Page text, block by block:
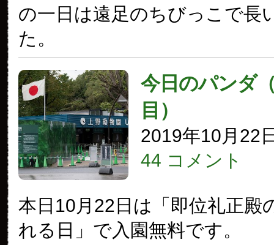
の一日は遠足のちびっこで長
た。
今日のパンダ
目）
2019年10月22
44 コメント
本日10月22日は「即位礼正殿
れる日」で入園無料です。